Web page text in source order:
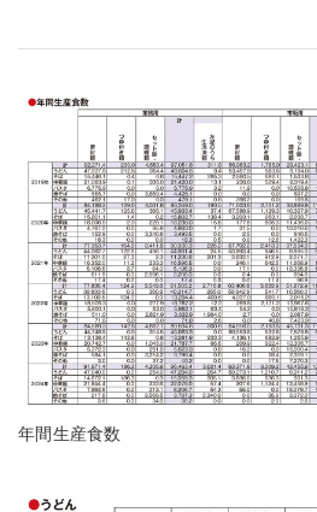
年間生産食数